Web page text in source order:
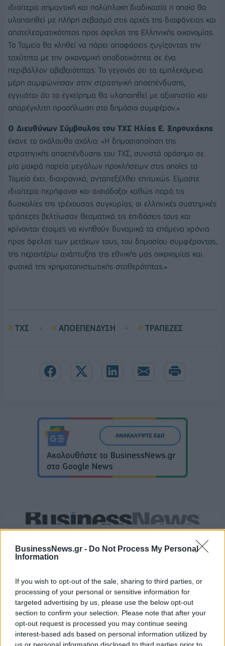
BusinessNews.gr - Do Not Process My Personal
Information
If you wish to opt-out of the sale, sharing to third parties, or
processing of your personal or sensitive information for
targeted advertising by us, please use the below opt-out
section to confirm your selection. Please note that after your
opt-out request is processed you may continue seeing
interest-based ads based on personal information utilized by
ιδιαίτερα σημαντική και πολύπλοκη διαδικασία η οποία θα
υλοποιηθεί με πλήρη σεβασμό στις αρχές της διαφάνειας και
αποτελεσματικότητας προς όφελος της Ελληνικής οικονομίας.
Το Ταμείο θα κληθεί να πάρει αποφάσεις ζυγίζοντας την
ταχύτητα με την οικονομική αποδοτικότητα σε ένα
περιβάλλον αβεβαιότητας. Το γεγονός ότι τα εμπλεκόμενα
μέρη συμφώνησαν στην στρατηγική αποεπένδυσης,
εγγυάται ότι το εγχείρημα θα υλοποιηθεί με αξιοπιστία και
απαρέγκλιτη προσήλωση στο δημόσιο συμφέρον.»
Ο Διευθύνων Σύμβουλος του ΤΧΣ Ηλίας Ε. Ξηρουχάκης
έκανε το ακόλουθο σχόλιο: «Η δημοσιοποίηση της
στρατηγικής αποεπένδυσης του ΤΧΣ, συνιστά ορόσημο σε
μία μακρά πορεία μεγάλων προκλήσεων στις οποίες το
Ταμείο έχει, διαχρονικά, ανταπεξέλθει επιτυχώς. Είμαστε
ιδιαίτερα περήφανοι και αισιόδοξοι καθώς παρά τις
δυσκολίες της τρέχουσας συγκυρίας, οι ελληνικές συστημικές
τράπεζες βελτίωσαν θεαματικά τις επιδόσεις τους και
κρίνονται έτοιμες να κινηθούν δυναμικά τα επόμενα χρόνια
προς όφελος των μετόχων τους, του δημοσίου συμφέροντος,
της περαιτέρω ανάπτυξης της εθνικής μας οικονομίας και
φυσικά της χρηματοπιστωτικής σταθερότητας.»
ΤΧΣ ΑΠΟΕΠΕΝΔΥΣΗ ΤΡΑΠΕΖΕΣ
«Η οικογένεια Μπας φέρεται να βρίσκεται κοντά στην απόκτηση της
Εθνική Παίδων: Κόντρα στη
Γεωργία για την πρώτη νίκη στο
Ευρωμπάσκετ U16 (live stream)
Όμιλος ΔΕΗ: Νέα συμφωνία για
χαρτοφυλάκιο έργων ΑΠΕ άνω
των 2 GW σε Πολωνία και